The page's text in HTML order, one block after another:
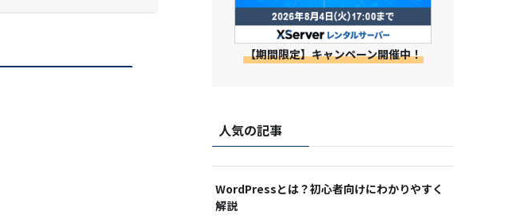
【期間限定】キャンペーン開催中！
人気の記事
WordPressとは？初心者向けにわかりやすく
解説